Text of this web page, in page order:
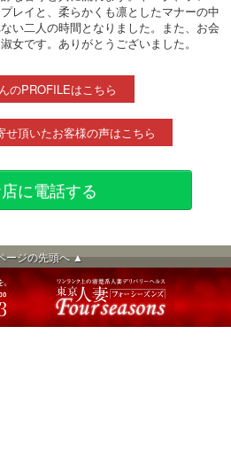
レイと、柔らかくも凛としたマナーの中
い二人の時間となりました。また、お会
女です。ありがとうございました。
のPROFILEはこちら
頂いたお客様の声はこちら
に電話する
ージの先頭へ ▲